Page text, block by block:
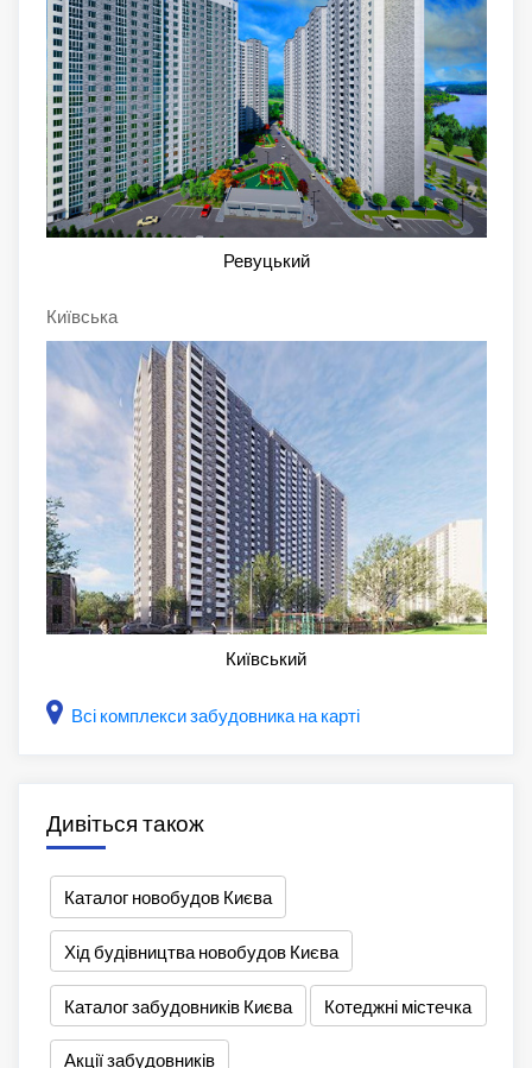
Ревуцький
Київська
Київський
Всі комплекси забудовника на карті
Дивіться також
Каталог новобудов Києва
Хід будівництва новобудов Києва
Каталог забудовників Києва Котеджні містечка
Акції забудовників